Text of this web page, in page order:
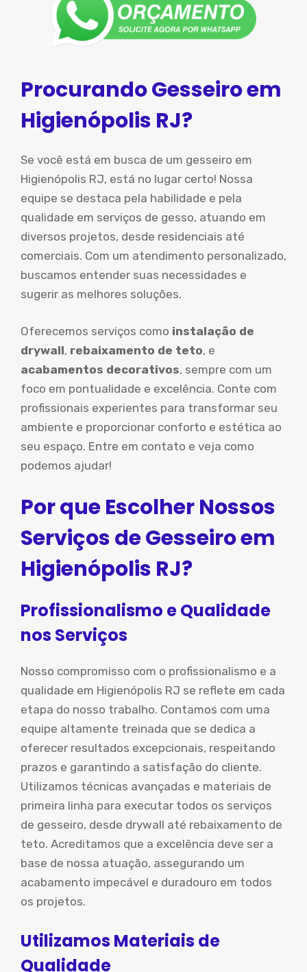
Procurando Gesseiro em
Higienópolis RJ?
Se você está em busca de um gesseiro em
Higienópolis RJ, está no lugar certo! Nossa
equipe se destaca pela habilidade e pela
qualidade em serviços de gesso, atuando em
diversos projetos, desde residenciais até
comerciais. Com um atendimento personalizado,
buscamos entender suas necessidades e
sugerir as melhores soluções.
Oferecemos serviços como instalação de
drywall, rebaixamento de teto, e
acabamentos decorativos, sempre com um
foco em pontualidade e excelência. Conte com
profissionais experientes para transformar seu
ambiente e proporcionar conforto e estética ao
seu espaço. Entre em contato e veja como
podemos ajudar!
Por que Escolher Nossos
Serviços de Gesseiro em
Higienópolis RJ?
Profissionalismo e Qualidade
nos Serviços
Nosso compromisso com o profissionalismo e a
qualidade em Higienópolis RJ se reflete em cada
etapa do nosso trabalho. Contamos com uma
equipe altamente treinada que se dedica a
oferecer resultados excepcionais, respeitando
prazos e garantindo a satisfação do cliente.
Utilizamos técnicas avançadas e materiais de
primeira linha para executar todos os serviços
de gesseiro, desde drywall até rebaixamento de
teto. Acreditamos que a excelência deve ser a
base de nossa atuação, assegurando um
acabamento impecável e duradouro em todos
os projetos.
Utilizamos Materiais de
Qualidade